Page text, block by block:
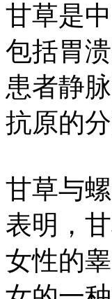
甘草是
包括胃
患者静
抗原的分
甘草与
表明，
女性的